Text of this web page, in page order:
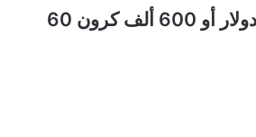
للشخص 35 ألف دولار أو 600 ألف كرون 60